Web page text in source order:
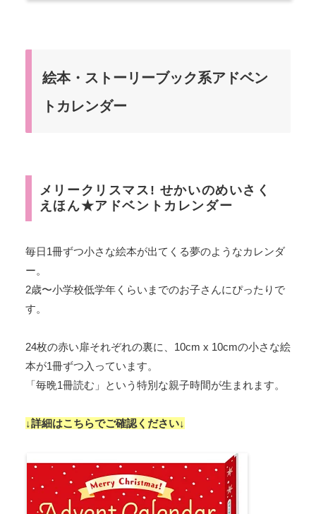
絵本・ストーリーブック系アドベン
トカレンダー
メリークリスマス! せかいのめいさく
えほん★アドベントカレンダー
毎日1冊ずつ小さな絵本が出てくる夢のようなカレンダ
ー。
2歳〜小学校低学年くらいまでのお子さんにぴったりで
す。
24枚の赤い扉それぞれの裏に、10cm x 10cmの小さな絵
本が1冊ずつ入っています。
「毎晩1冊読む」という特別な親子時間が生まれます。
↓詳細はこちらでご確認ください↓